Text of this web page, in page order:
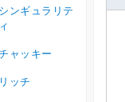
シンギュラリテ
ィ
ャッキー
リッチ